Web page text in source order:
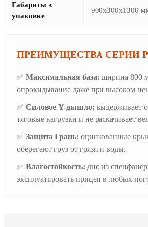
Габариты в
упаковке
900х300х1300
ПРЕИМУЩЕСТВА СЕРИИ
✅ Максимальная база: ширина 800
опрокидывание даже при высоком
✅ Силовое Y-дышло: выдерживает
тяговые нагрузки и не раскачивает
✅ Защита Грань: оцинкованные
оберегают груз от грязи и воды.
✅ Влагостойкость: дно из
эксплуатировать прицеп в любых